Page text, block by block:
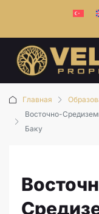
Главная
Восточно-
Баку